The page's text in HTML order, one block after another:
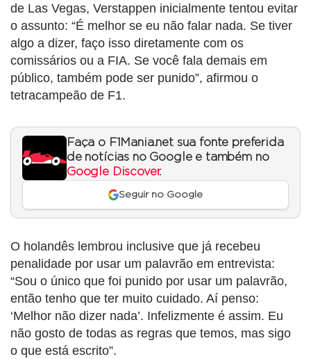
de Las Vegas, Verstappen inicialmente tentou evitar
o assunto: “É melhor se eu não falar nada. Se tiver
algo a dizer, faço isso diretamente com os
comissários ou a FIA. Se você fala demais em
público, também pode ser punido”, afirmou o
tetracampeão de F1.
Faça o F1Mania.net sua fonte preferida
de notícias no Google e também no
Google Discover.
Seguir no Google
O holandês lembrou inclusive que já recebeu
penalidade por usar um palavrão em entrevista:
“Sou o único que foi punido por usar um palavrão,
então tenho que ter muito cuidado. Aí penso:
‘Melhor não dizer nada’. Infelizmente é assim. Eu
não gosto de todas as regras que temos, mas sigo
o que está escrito”.